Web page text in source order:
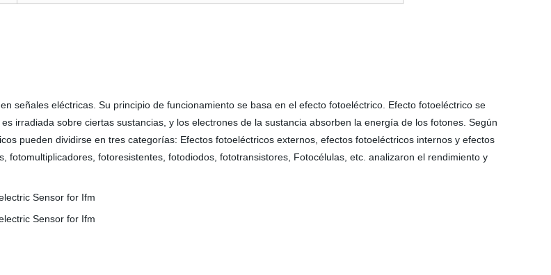
señales eléctricas. Su principio de funcionamiento se basa en el efecto fotoeléctrico. Efecto fotoeléctrico se
irradiada sobre ciertas sustancias, y los electrones de la sustancia absorben la energía de los fotones. Según
pueden dividirse en tres categorías: Efectos fotoeléctricos externos, efectos fotoeléctricos internos y efectos
fotomultiplicadores, fotoresistentes, fotodiodos, fototransistores, Fotocélulas, etc. analizaron el rendimiento y